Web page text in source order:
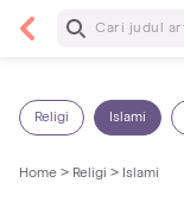
Religi Islami
Home > Religi > Islami